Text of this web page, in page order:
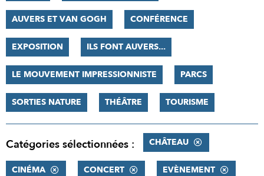
AUVERS ET VAN GOGH CONFÉRENCE
EXPOSITION ILS FONT AUVERS...
LE MOUVEMENT IMPRESSIONNISTE PARCS
SORTIES NATURE THÉÂTRE TOURISME
Catégories sélectionnées : CHÂTEAU
CINÉMA CONCERT EVÈNEMENT